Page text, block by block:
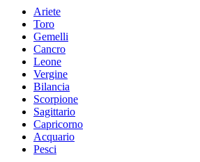
Ariete
Toro
Gemelli
Cancro
Leone
Vergine
Bilancia
Scorpione
Sagittario
Capricorno
Acquario
Pesci